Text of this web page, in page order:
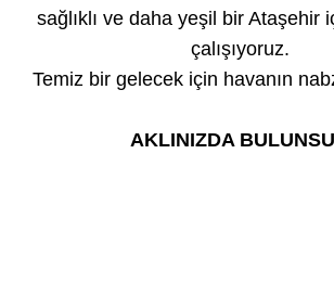
sağlıklı ve daha yeşil bir Ataşehir
çalışıyoruz.
Temiz bir gelecek için havanın
AKLINIZDA